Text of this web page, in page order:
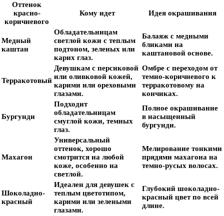
Оттенок
красно-
коричневого
Кому идет Идея окрашивания
Медный
каштан
Обладательницам
светлой кожи с теплым
подтоном, зеленых или
карих глаз.
Балаяж с медными
бликами на
каштановой основе.
Терракотовый
Девушкам с персиковой
или оливковой кожей,
карими или ореховыми
глазами.
Омбре с переходом от
темно-коричневого к
терракотовому на
кончиках.
Бургунди
Подходит
обладательницам
смуглой кожи, темных
глаз.
Полное окрашивание
в насыщенный
бургунди.
Махагон
Универсальный
оттенок, хорошо
смотрится на любой
коже, особенно на
светлой.
Мелирование тонкими
прядями махагона на
темно-русых волосах.
Шоколадно-
красный
Идеален для девушек с
теплым цветотипом,
карими или зелеными
глазами.
Глубокий шоколадно-
красный цвет по всей
длине.